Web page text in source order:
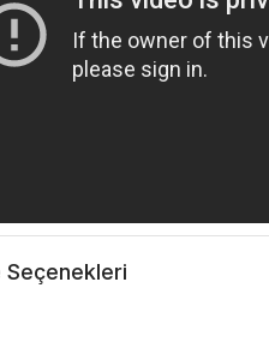
Seçenekleri